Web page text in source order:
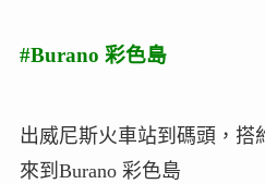
#Burano 彩色島
出威尼斯火車站到碼頭，搭
來到Burano 彩色島